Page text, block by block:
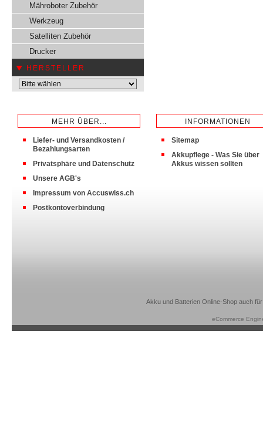
Mähroboter Zubehör
Werkzeug
Satelliten Zubehör
Drucker
HERSTELLER
MEHR ÜBER...
Liefer- und Versandkosten /
Bezahlungsarten
Privatsphäre und Datenschutz
Unsere AGB's
Impressum von Accuswiss.ch
Postkontoverbindung
INFORMATIONEN
Sitemap
Akkupflege - Was Sie über
Akkus wissen sollten
Akku und Batterien Online-Shop auch
eCommerce